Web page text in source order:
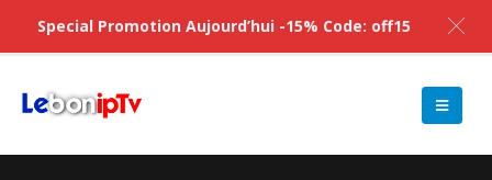
Special Promotion Aujourd’hui -15% Code: off15